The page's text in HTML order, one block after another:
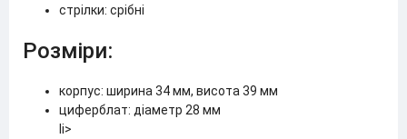
стрілки: срібні
Розміри:
корпус: ширина 34 мм, висота 39 мм
циферблат: діаметр 28 мм
li>